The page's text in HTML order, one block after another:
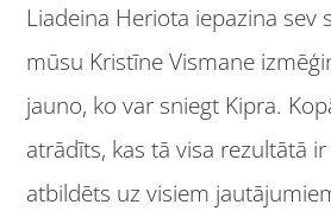
Liadeina Heriota iepazina sev
mūsu Kristīne Vismane
jauno, ko var sniegt Kipra.
atrādīts, kas tā visa rezultātā
atbildēts uz visiem